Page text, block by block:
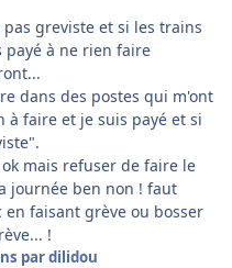
greviste et si les trains
payé à ne rien faire
dans des postes qui m'ont
faire et je suis payé et si
mais refuser de faire le
journée ben non ! faut
faisant grève ou bosser
!
par dilidou